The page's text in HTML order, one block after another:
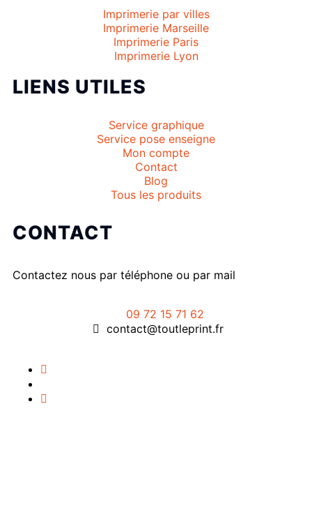
Imprimerie par villes
Imprimerie Marseille
Imprimerie Paris
Imprimerie Lyon
LIENS UTILES
Service graphique
Service pose enseigne
Mon compte
Contact
Blog
Tous les produits
CONTACT
Contactez nous par téléphone ou par mail
09 72 15 71 62
contact@toutleprint.fr